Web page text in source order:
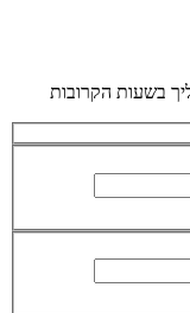
בשעות הקרובות